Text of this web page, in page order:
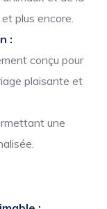
plus encore.
:
conçu pour
plaisante et
une